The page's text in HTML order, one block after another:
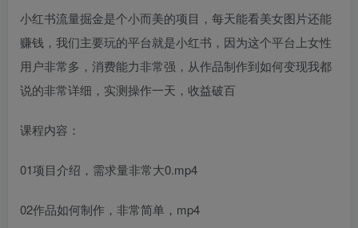
小红书流量掘金是个小而美的项目，每天能看美女图片还能
赚钱，我们主要玩的平台就是小红书，因为这个平台上女性
用户非常多，消费能力非常强，从作品制作到如何变现我都
说的非常详细，实测操作一天，收益破百
课程内容：
01项目介绍，需求量非常大0.mp4
02作品如何制作，非常简单，mp4